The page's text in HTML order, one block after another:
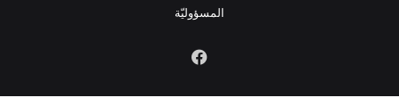
المسؤوليّة
فيسبوك